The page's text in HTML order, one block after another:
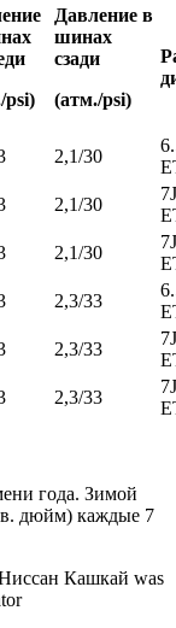
psi)
Давление в
шинах
сзади
(атм./psi)
2,1/30
2,1/30
2,1/30
2,3/33
2,3/33
2,3/33
года. Зимой
дюйм) каждые 7
Кашкай was